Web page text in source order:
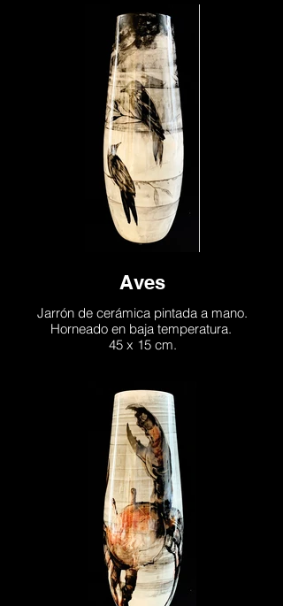
Aves
Jarrón de cerámica pintada a mano.
Horneado en baja temperatura.
45 x 15 cm.